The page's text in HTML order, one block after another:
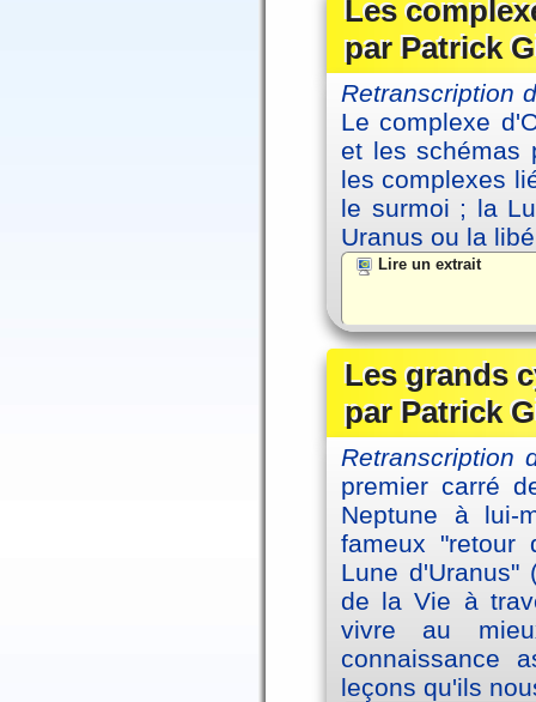
Les
par Patrick
Retranscription
Le complexe
et les schémas
les complexes
le surmoi ; la
Uranus ou la
Lire un extrait
Les grands
par Patrick
Retranscription
premier carré
Neptune à lui-
fameux "retour
Lune d'Uranus"
de la Vie à
vivre au
connaissance
leçons qu'ils